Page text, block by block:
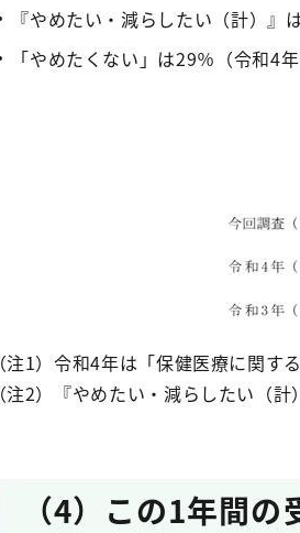
『やめたい・減らしたい（計）』
「やめたくない」は29％（令和4
（注1）令和4年は「保健医療に関
（注2）『やめたい・減らしたい（
（4）この1年間